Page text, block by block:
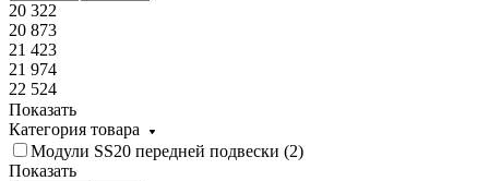
20 322
20 873
21 423
21 974
22 524
Показать
Категория товара
Модули SS20 передней подвески (2)
Показать